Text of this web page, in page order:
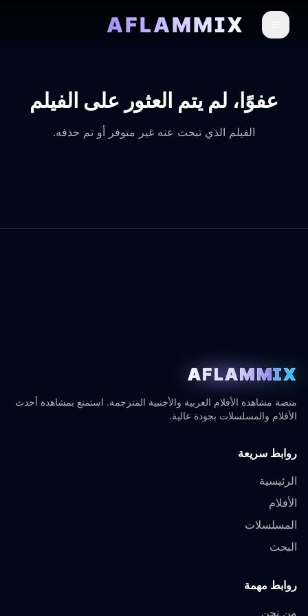
AFLAMMIX
عفوًا، لم يتم العثور على الفيلم
الفيلم الذي تبحث عنه غير متوفر أو تم حذفه.
AFLAMMIX
منصة مشاهدة الأفلام العربية والأجنبية المترجمة. استمتع بمشاهدة أحدث
الأفلام والمسلسلات بجودة عالية.
روابط سريعة
الرئيسية
الأفلام
المسلسلات
البحث
روابط مهمة
من نحن